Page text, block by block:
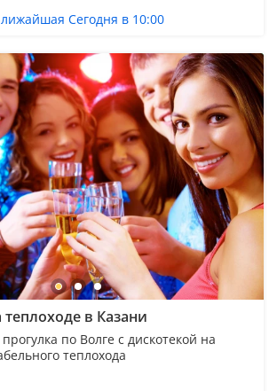
Сегодня в 10:00
в Казани
по Волге с дискотекой на
теплохода